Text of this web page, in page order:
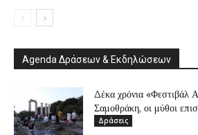
Agenda Δράσεων & Εκδηλώσεων
Δέκα χρόνια «Φεστιβάλ
Σαμοθράκη, οι μύθοι
Δράσεις